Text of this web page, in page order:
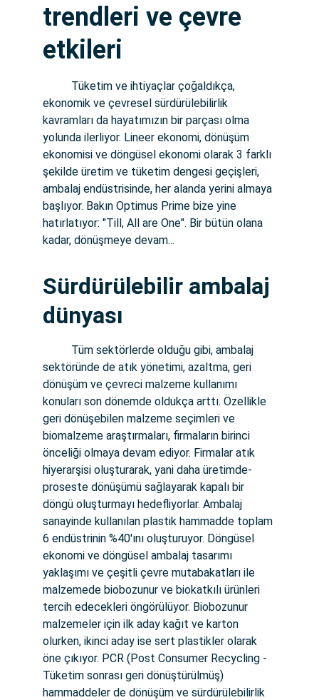
trendleri ve çevre
etkileri
ekonomik ve çevresel sürdürülebilirlik
kavramları da hayatımızın bir parçası olma
yolunda ilerliyor. Lineer ekonomi, dönüşüm
ekonomisi ve döngüsel ekonomi olarak 3 farklı
şekilde üretim ve tüketim dengesi geçişleri,
ambalaj endüstrisinde, her alanda yerini almaya
başlıyor. Bakın Optimus Prime bize yine
hatırlatıyor: "Till, All are One". Bir bütün olana
kadar, dönüşmeye devam...
Sürdürülebilir ambalaj
dünyası
sektöründe de atık yönetimi, azaltma, geri
dönüşüm ve çevreci malzeme kullanımı
konuları son dönemde oldukça arttı. Özellikle
geri dönüşebilen malzeme seçimleri ve
biomalzeme araştırmaları, firmaların birinci
önceliği olmaya devam ediyor. Firmalar atık
hiyerarşisi oluşturarak, yani daha üretimde-
proseste dönüşümü sağlayarak kapalı bir
döngü oluşturmayı hedefliyorlar. Ambalaj
sanayinde kullanılan plastik hammadde toplam
6 endüstrinin %40'ını oluşturuyor. Döngüsel
ekonomi ve döngüsel ambalaj tasarımı
yaklaşımı ve çeşitli çevre mutabakatları ile
malzemede biobozunur ve biokatkılı ürünleri
tercih edecekleri öngörülüyor. Biobozunur
malzemeler için ilk aday kağıt ve karton
olurken, ikinci aday ise sert plastikler olarak
öne çıkıyor. PCR (Post Consumer Recycling -
Tüketim sonrası geri dönüştürülmüş)
hammaddeler de dönüşüm ve sürdürülebilirlik